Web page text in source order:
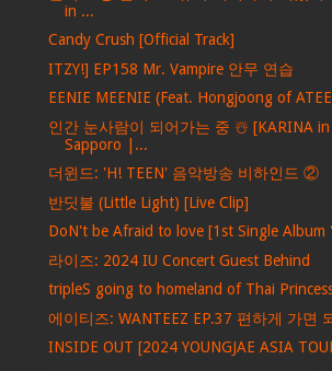
in ...
Candy Crush [Official Track]
ITZY!] EP158 Mr. Vampire 안무 연습
EENIE MEENIE (Feat. Hongjoong of
인간 눈사람이 되어가는 중 ☃️ [KARINA
Sapporo |...
더윈드: 'H! TEEN' 음악방송 비하인드 ②
반딧불 (Little Light) [Live Clip]
DoN't be Afraid to love [1st Single Album
라이즈: 2024 IU Concert Guest Behind
tripleS going to homeland of Thai
에이티즈: WANTEEZ EP.37 편하게 가면
INSIDE OUT [2024 YOUNGJAE ASIA